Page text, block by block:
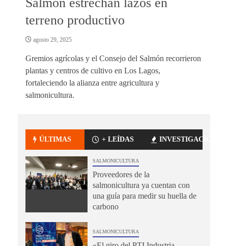
terreno productivo
agosto 29, 2025
Gremios agrícolas y el Consejo del Salmón recorrieron
plantas y centros de cultivo en Los Lagos,
fortaleciendo la alianza entre agricultura y
salmonicultura.
ÚLTIMAS + LEÍDAS INVESTIGACIÓN
SALMONICULTURA
Proveedores de la
salmonicultura ya cuentan con
una guía para medir su huella de
carbono
SALMONICULTURA